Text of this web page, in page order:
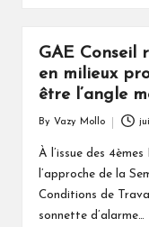
GAE Conseil
en milieux
être l’angle
by
By Vazy Mollo
À l’issue des
l’approche de la
Conditions de
sonnette d’alarme…